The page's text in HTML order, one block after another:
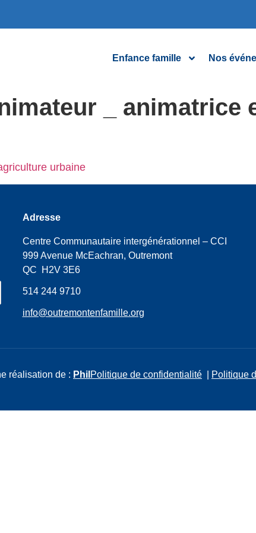
Enfance famille Nos
_ animatrice
urbaine
Adresse
Centre Communautaire intergénérationnel – CCI
999 Avenue McEachran, Outremont
QC H2V 3E6
514 244 9710
info@outremontenfamille.org
réalisation de : Phil Politique de confidentialité Politique